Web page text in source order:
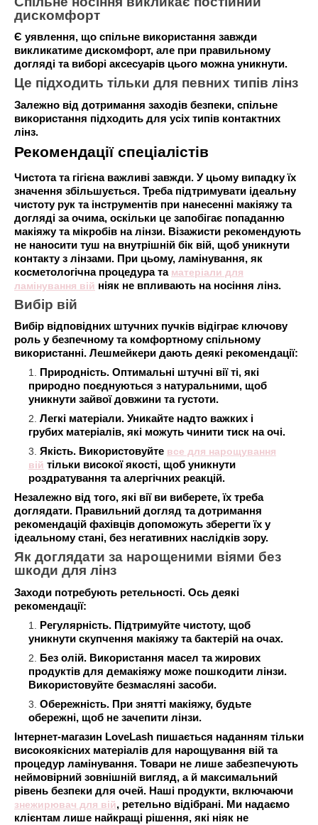
дискомфорт
Є уявлення, що спільне використання завжди
викликатиме дискомфорт, але при правильному
догляді та виборі аксесуарів цього можна уникнути.
Це підходить тільки для певних типів лінз
Залежно від дотримання заходів безпеки, спільне
використання підходить для усіх типів контактних
лінз.
Рекомендації спеціалістів
Чистота та гігієна важливі завжди. У цьому випадку їх
значення збільшується. Треба підтримувати ідеальну
чистоту рук та інструментів при нанесенні макіяжу та
догляді за очима, оскільки це запобігає попаданню
макіяжу та мікробів на лінзи. Візажисти рекомендують
не наносити туш на внутрішній бік вій, щоб уникнути
контакту з лінзами. При цьому, ламінування, як
косметологічна процедура та матеріали для
ламінування вій ніяк не впливають на носіння лінз.
Вибір вій
Вибір відповідних штучних пучків відіграє ключову
роль у безпечному та комфортному спільному
використанні. Лешмейкери дають деякі рекомендації:
Природність. Оптимальні штучні вії ті, які
природно поєднуються з натуральними, щоб
уникнути зайвої довжини та густоти.
Легкі матеріали. Уникайте надто важких і
грубих матеріалів, які можуть чинити тиск на очі.
Якість. Використовуйте все для нарощування
вій тільки високої якості, щоб уникнути
роздратування та алергічних реакцій.
Незалежно від того, які вії ви виберете, їх треба
доглядати. Правильний догляд та дотримання
рекомендацій фахівців допоможуть зберегти їх у
ідеальному стані, без негативних наслідків зору.
Як доглядати за нарощеними віями без
шкоди для лінз
Заходи потребують ретельності. Ось деякі
рекомендації:
Регулярність. Підтримуйте чистоту, щоб
уникнути скупчення макіяжу та бактерій на очах.
Без олій. Використання масел та жирових
продуктів для демакіяжу може пошкодити лінзи.
Використовуйте безмасляні засоби.
Обережність. При знятті макіяжу, будьте
обережні, щоб не зачепити лінзи.
Інтернет-магазин LoveLash пишається наданням тільки
високоякісних матеріалів для нарощування вій та
процедур ламінування. Товари не лише забезпечують
неймовірний зовнішній вигляд, а й максимальний
рівень безпеки для очей. Наші продукти, включаючи
знежирювач для вій, ретельно відібрані. Ми надаємо
клієнтам лише найкращі рішення, які ніяк не